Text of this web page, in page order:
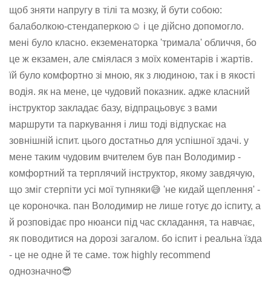
щоб зняти напругу в тілі та мозку, й бути собою:
балаболкою-стендаперкою☺️ і це дійсно допомогло.
мені було класно. екземенаторка 'тримала' обличчя, бо
це ж екзамен, але сміялася з моїх коментарів і жартів.
їй було комфортно зі мною, як з людиною, так і в якості
водія. як на мене, це чудовий показник. адже класний
інструктор закладає базу, відпрацьовує з вами
маршрути та паркування і лиш тоді відпускає на
зовнішній іспит. цього достатньо для успішної здачі. у
мене таким чудовим вчителем був пан Володимир -
комфортний та терплячий інструктор, якому завдячую,
що зміг стерпіти усі мої тупняки😅 'не кидай щеплення' -
це короночка. пан Володимир не лише готує до іспиту, а
й розповідає про нюанси під час складання, та навчає,
як поводитися на дорозі загалом. бо іспит і реальна їзда
- це не одне й те саме. тож highly recommend
однозначно😎